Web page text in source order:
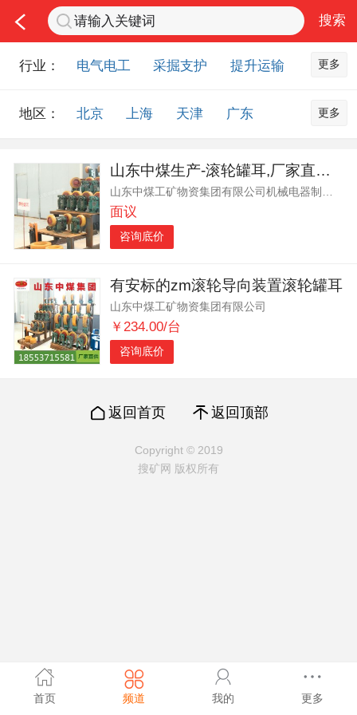
行业： 电气电工 采掘支护
提升运输
排水设备
钻探设备
非金属品
化工化学
安防设备
矿用物资
应急救援
农业机械
交通机械
更多
地区： 北京 上海 天津
广东
山东
内蒙古 黑龙江
吉林
辽宁
江苏 浙江
湖北
湖南
安徽
江西
陕西
云南
西藏 甘肃
青海
宁夏
海南 新疆
台湾
香港
澳门 国外地区
更多
山东中煤生产-滚轮罐耳,厂家直销-滚轮罐耳,滚轮罐耳-质量
山东中煤工矿物资集团有限公司机械电器制造分公司
面议
咨询底价
有安标的zm滚轮导向装置滚轮罐耳
山东中煤工矿物资集团有限公司
￥234.00/台
咨询底价
返回首页 返回顶部
Copyright © 2019
搜矿网 版权所有
首页 频道 我的 更多